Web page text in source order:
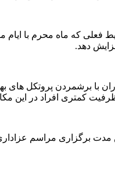
فعلی که ماه محرم با
دهد.
با برشمردن پروتکل
کمتری افراد در این
۹۰ دقیقه تا ۲ ساعت بیشتر نشود که حضور طولانی مدت افراد در یک محیط بسته